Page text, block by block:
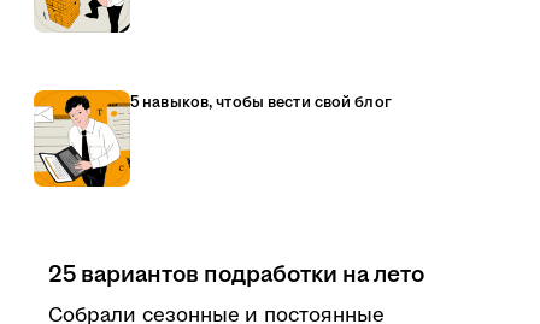
5 навыков, чтобы вести свой блог
25 вариантов подработки на лето
Собрали сезонные и постоянные